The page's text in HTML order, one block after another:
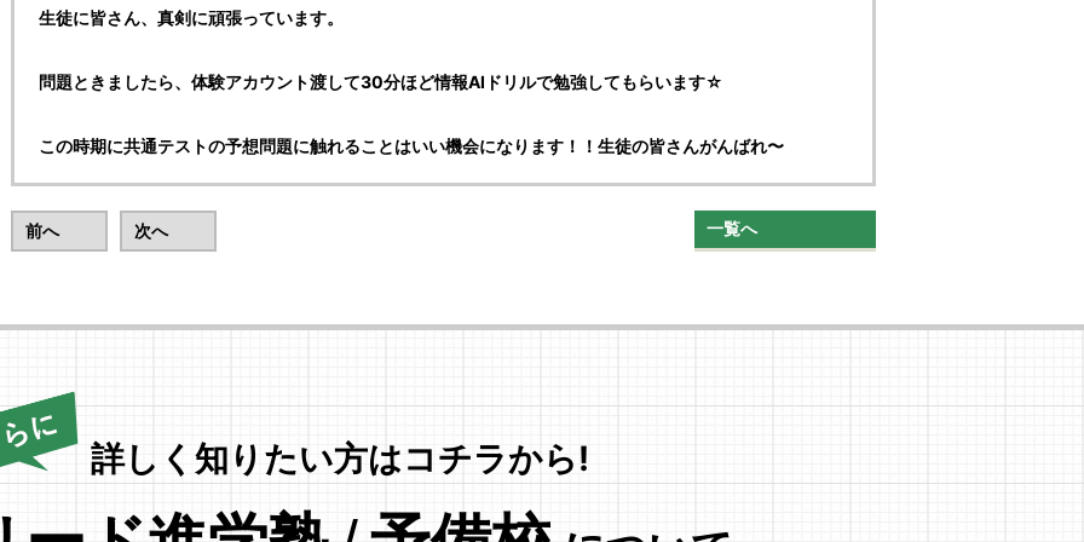
生徒に皆さん、真剣に頑張っています。
問題ときましたら、体験アカウント渡して30分ほど情報AIドリルで勉強してもらいます☆
この時期に共通テストの予想問題に触れることはいい機会になります！！生徒の皆さんがんばれ〜
前へ 次へ 一覧へ
詳しく知りたい方はコチラから!